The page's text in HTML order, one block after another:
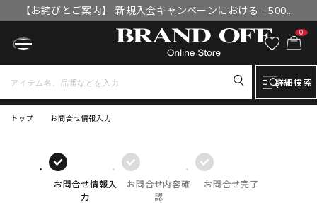
【お詫びとご案内】 新規入会キャンペーンにおける「500円
OFFクーポン」付与漏れと補填について
0
詳細検索
トップ お問合せ情報入力
お問合せ情報入
力
お問合せ内容確
認
お問合せ完了